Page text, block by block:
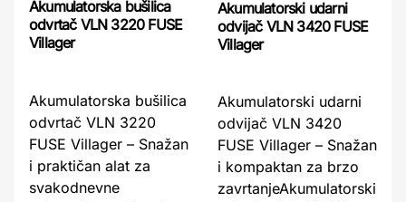
Akumulatorska bušilica
odvrtač VLN 3220 FUSE
Villager
Akumulatorska bušilica
odvrtač VLN 3220
FUSE Villager – Snažan
i praktičan alat za
svakodnevne
Akumulatorski udarni
odvijač VLN 3420 FUSE
Villager
Akumulatorski udarni
odvijač VLN 3420
FUSE Villager – Snažan
i kompaktan za brzo
zavrtanjeAkumulatorski